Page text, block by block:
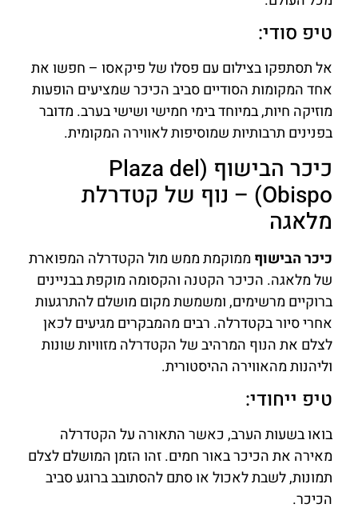
טיפ סודי:
אל תסתפקו בצילום עם פסלו של פיקאסו – חפשו את
אחד המקומות הסודיים סביב הכיכר שמציעים הופעות
מוזיקה חיות, במיוחד בימי חמישי ושישי בערב. מדובר
בפנינים תרבותיות שמוסיפות לאווירה המקומית.
כיכר הבישוף (Plaza del
Obispo) – נוף של קטדרלת
מלאגה
כיכר הבישוף ממוקמת ממש מול הקטדרלה המפוארת
של מלאגה. הכיכר הקטנה והקסומה מוקפת בבניינים
ברוקיים מרשימים, ומשמשת מקום מושלם להתרגעות
אחרי סיור בקטדרלה. רבים מהמבקרים מגיעים לכאן
לצלם את הנוף המרהיב של הקטדרלה מזוויות שונות
וליהנות מהאווירה ההיסטורית.
טיפ ייחודי:
בואו בשעות הערב, כאשר התאורה על הקטדרלה
מאירה את הכיכר באור חמים. זהו הזמן המושלם לצלם
תמונות, לשבת לאכול או סתם להסתובב ברוגע סביב
הכיכר.